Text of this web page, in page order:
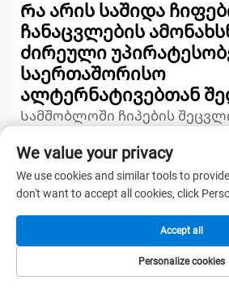
Რა არის საშიდა
ჩანაცვლების
ძირეული
საერთაშორისო
ალტერნატივებთან
Სამშობლოში ჩიპების
გვთავაზობს, მათ შორის
უსაფრთხოების
გეოპოლიტიკური რისკის
მოკლე მიწოდების ვადებს
გაუმჯობესებულ
მხარდაჭერის
ამისა, სამშობლოში მყოფი
We value your privacy
We use cookies and similar tools to
don't want to accept all cookies, click
Personalize cookies
Accept all